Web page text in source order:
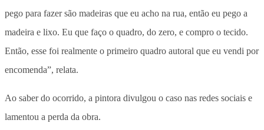
pego para fazer são madeiras que eu acho na rua, então eu pego a
madeira e lixo. Eu que faço o quadro, do zero, e compro o tecido.
Então, esse foi realmente o primeiro quadro autoral que eu vendi por
encomenda”, relata.
Ao saber do ocorrido, a pintora divulgou o caso nas redes sociais e
lamentou a perda da obra.